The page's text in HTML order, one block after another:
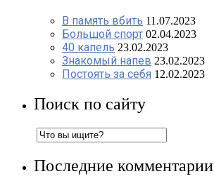
В память вбить 11.07.2023
Большой спорт 02.04.2023
40 капель 23.02.2023
Знакомый напев 23.02.2023
Постоять за себя 12.02.2023
Поиск по сайту
Последние комментарии